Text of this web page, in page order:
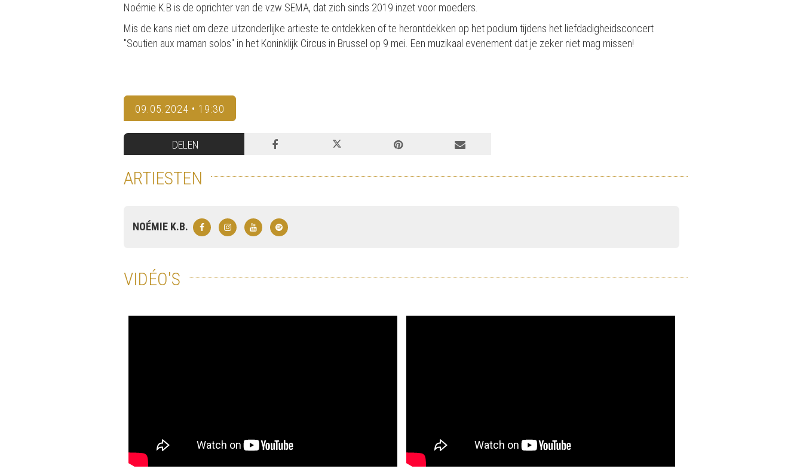
Noémie K.B is de oprichter van de vzw SEMA, dat zich sinds 2019 inzet voor moeders.
Mis de kans niet om deze uitzonderlijke artieste te ontdekken of te herontdekken op het podium tijdens het liefdadigheidsconcert
"Soutien aux maman solos" in het Koninklijk Circus in Brussel op 9 mei. Een muzikaal evenement dat je zeker niet mag missen!
09.05.2024 • 19:30
DELEN
ARTIESTEN
NOÉMIE K.B.
VIDÉO'S